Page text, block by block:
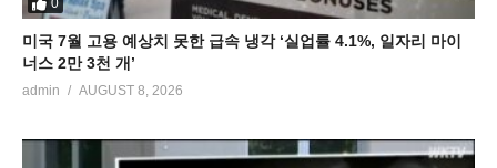
0
미국 7월 고용 예상치 못한 급속 냉각 ‘실업률 4.1%, 일자리 마이
너스 2만 3천 개’
admin AUGUST 8, 2026